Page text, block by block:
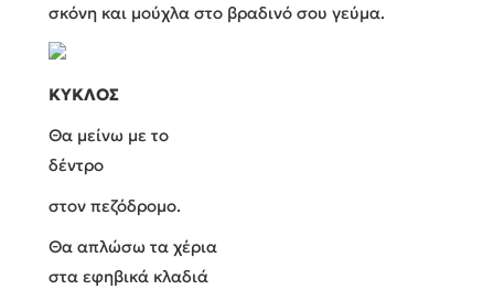
σκόνη και μούχλα στο βραδινό σου γεύμα.
ΚΥΚΛΟΣ
Θα μείνω με το
δέντρο
στον πεζόδρομο.
Θα απλώσω τα χέρια
στα εφηβικά κλαδιά